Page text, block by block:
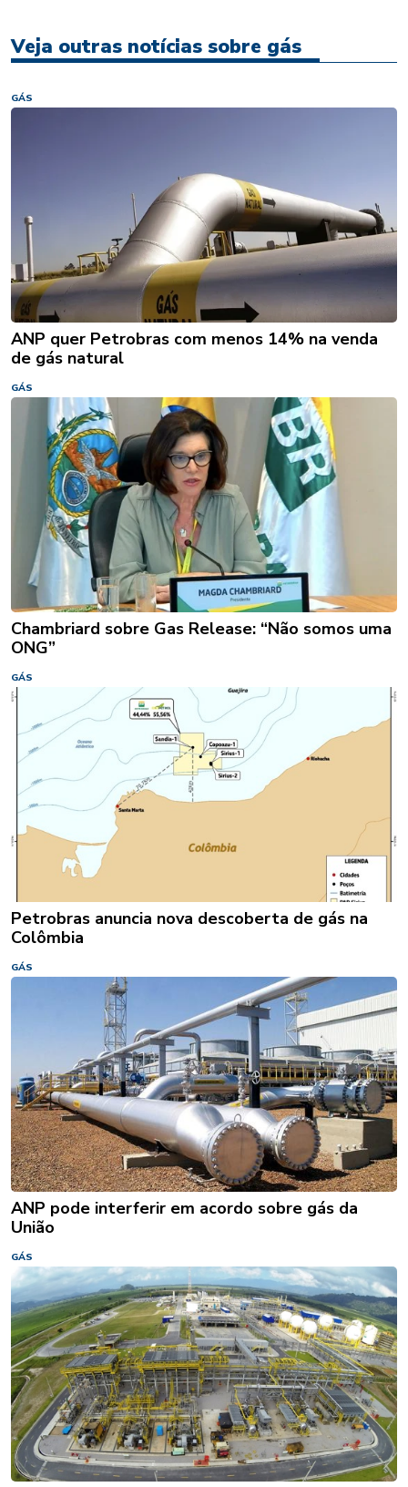
Veja outras notícias sobre gás
GÁS
ANP quer Petrobras com menos 14% na venda
de gás natural
GÁS
Chambriard sobre Gas Release: “Não somos uma
ONG”
GÁS
Petrobras anuncia nova descoberta de gás na
Colômbia
GÁS
ANP pode interferir em acordo sobre gás da
União
GÁS